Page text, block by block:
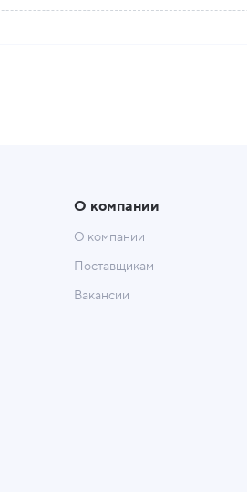
О компании
О компании
Поставщикам
Вакансии